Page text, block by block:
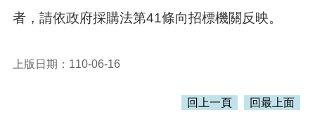
者，請依政府採購法第41條向招標機關反映。
上版日期：110-06-16
回上一頁 回最上面